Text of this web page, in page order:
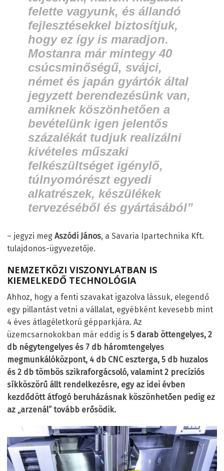
felette vagyunk, és állandó
fejlesztésekkel biztosítjuk,
hogy ez így is maradjon.
Mostanra már mintegy 40
csúcsminőségű, svájci,
német és japán gyártók által
jegyzett berendezésünk van,
amiknek köszönhetően a
bevételünk igen jelentős
százalékát tudjuk realizálni
kivételes műszaki
felkészültséget igénylő,
túlnyomórészt egyedi
alkatrészek, készülékek
tervezéséből és gyártásából”
– jegyzi meg Aszódi János, a Savaria Ipartechnika Kft.
tulajdonos-ügyvezetője.
NEMZETKÖZI VISZONYLATBAN IS
KIEMELKEDŐ TECHNOLÓGIA
Ahhoz, hogy a fenti szavakat igazolva lássuk, elegendő
egy pillantást vetni a vállalat, egyébként kevesebb mint
4 éves átlagéletkorú gépparkjára. Az
üzemcsarnokokban már eddig is 5 darab öttengelyes, 2
db négytengelyes és 7 db háromtengelyes
megmunkálóközpont, 4 db CNC eszterga, 5 db huzalos
és 2 db tömbös szikraforgácsoló, valamint 2 precíziós
síkköszörű állt rendelkezésre, egy az idei évben
kezdődött átfogó beruházásnak köszönhetően pedig ez
az „arzenál” tovább erősödik.